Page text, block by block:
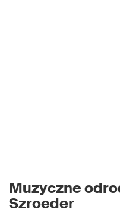
Muzyczne
Szroeder